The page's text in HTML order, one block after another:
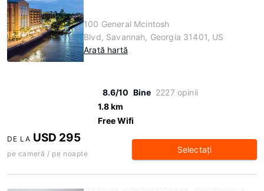
100 General Mcintosh
Blvd, Savannah, Georgia 31401, US
Arată hartă
8.6/10 Bine 2227 opinii
1.8 km
Free Wifi
DE LA USD 295
pe cameră / pe noapte Selectaţi